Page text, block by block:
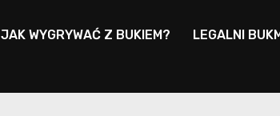
JAK WYGRYWAĆ Z BUKIEM?
LEGALNI